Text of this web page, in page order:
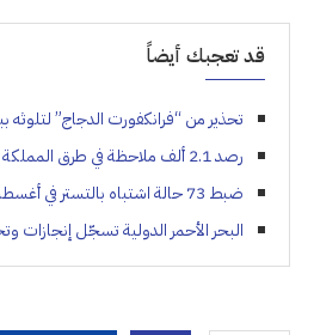
قد تعجبك أيضاً
تحذير من “فرانكفورت الدجاج” لتلوثه
رصد 2.1 ألف ملاحظة في طرق المملكة
ضبط 73 حالة اشتباه بالتستر في أغسطس
البحر الأحمر الدولية تسجّل إنجازات